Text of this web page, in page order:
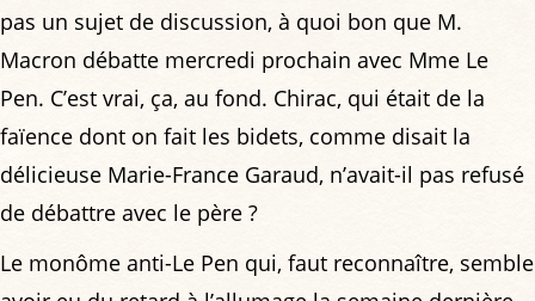
pas un sujet de discussion, à quoi bon que M.
Macron débatte mercredi prochain avec Mme Le
Pen. C’est vrai, ça, au fond. Chirac, qui était de la
faïence dont on fait les bidets, comme disait la
délicieuse Marie-France Garaud, n’avait-il pas refusé
de débattre avec le père ?
Le monôme anti-Le Pen qui, faut reconnaître, semble